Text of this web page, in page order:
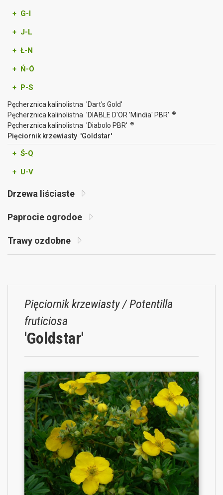
+ G-I
+ J-L
+ Ł-N
+ Ń-Ó
+ P-S
Pęcherznica kalinolistna 'Dart's Gold'
Pęcherznica kalinolistna 'DIABLE D'OR 'Mindia' PBR'
®
Pęcherznica kalinolistna 'Diabolo PBR' ®
Pięciornik krzewiasty 'Goldstar'
+ Ś-Q
+ U-V
Drzewa liściaste
Paprocie ogrodoe
Trawy ozdobne
Pięciornik krzewiasty / Potentilla
fruticiosa
'Goldstar'